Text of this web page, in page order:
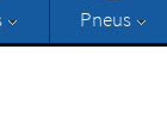
Pneus